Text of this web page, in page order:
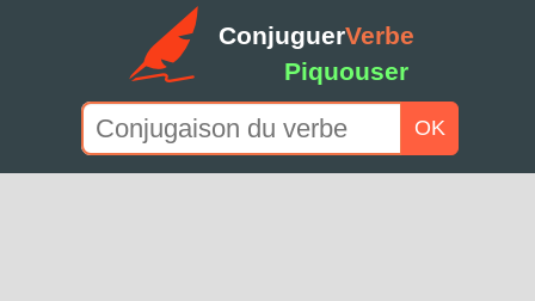
ConjuguerVerbe
Piquouser
OK